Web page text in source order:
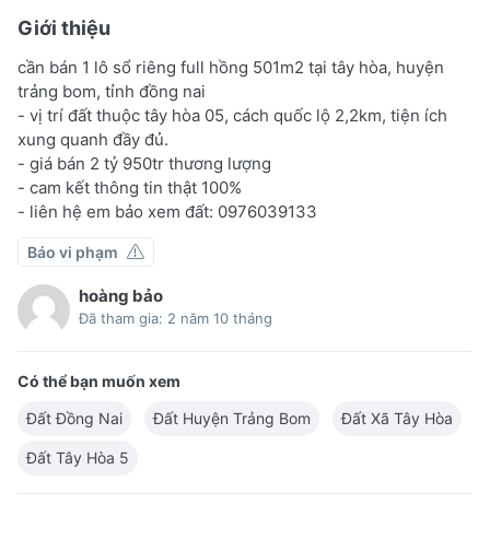
Giới thiệu
cần bán 1 lô sổ riêng full hồng 501m2 tại tây hòa, huyện
trảng bom, tỉnh đồng nai
- vị trí đất thuộc tây hòa 05, cách quốc lộ 2,2km, tiện ích
xung quanh đầy đủ.
- giá bán 2 tỷ 950tr thương lượng
- cam kết thông tin thật 100%
- liên hệ em bảo xem đất: 0976039133
Báo vi phạm
hoàng bảo
Đã tham gia: 2 năm 10 tháng
Có thể bạn muốn xem
Đất Đồng Nai
Đất Huyện Trảng Bom Đất Xã Tây Hòa
Đất Tây Hòa 5